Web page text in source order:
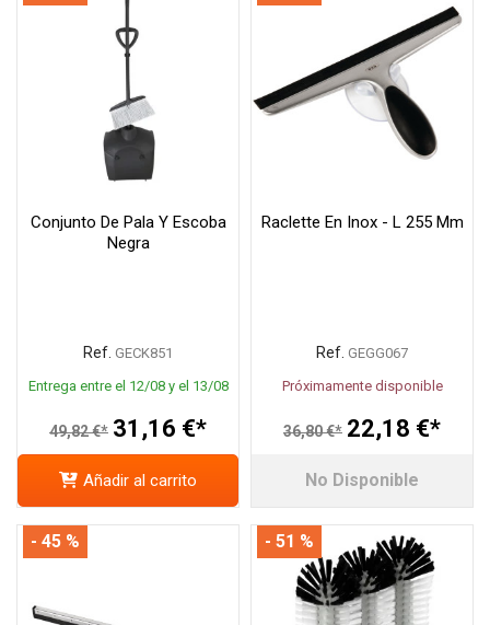
Conjunto De Pala Y Escoba
Negra
Ref. GECK851
Entrega entre el 12/08 y el 13/08
49,82 €* 31,16 €*
Añadir al carrito
Raclette En Inox - L 255 Mm
Ref. GEGG067
Próximamente disponible
36,80 €* 22,18 €*
No Disponible
- 45 % - 51 %